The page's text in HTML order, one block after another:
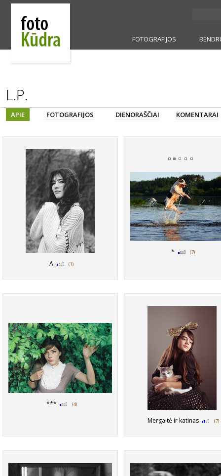
FOTOGRAFIJOS
L.P.
APIE FOTOGRAFIJOS DIENORAŠČIAI KOMENTARAI
A (1)
* (7)
*** (4)
Mergaitė ir katinas (7)